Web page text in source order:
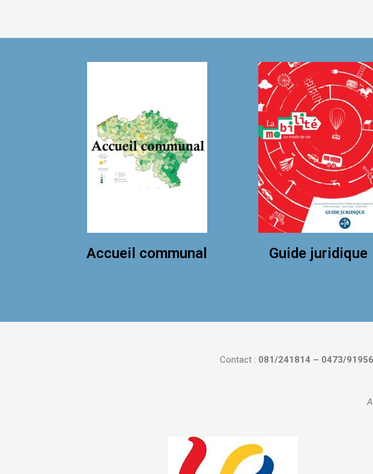
Accueil communal Guide juridique
Contact : 081/241814 – 0473/